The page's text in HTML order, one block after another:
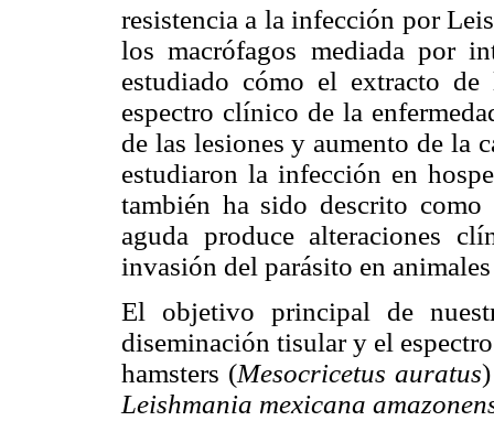
resistencia a la infección por
los macrófagos mediada por
estudiado cómo el extracto
espectro clínico de la
de las lesiones y aumento de la
estudiaron la infección en
también ha sido descrito
aguda produce alteraciones
invasión del parásito en
El objetivo principal de
diseminación tisular y el
hamsters (Mesocricetus auratus
Leishmania mexicana